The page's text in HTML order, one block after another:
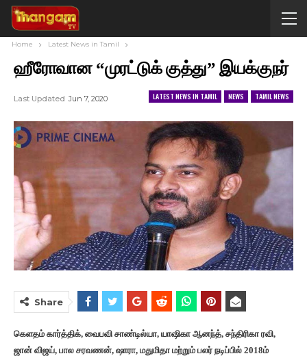
Home Latest News in Tamil
ஹீரோவான “முரட்டுக் குத்து” இயக்குநர்
LATEST NEWS IN TAMIL NEWS TAMIL NEWS
Last Updated Jun 7, 2020
Share
கெளதம் கார்த்திக், வைபவி சாண்டில்யா, யாஷிகா ஆனந்த், சந்திரிகா ரவி,
ஜான் விஜய், பால சரவணன், ஷாரா, மதுமிதா மற்றும் பலர் நடிப்பில் 2018ம்